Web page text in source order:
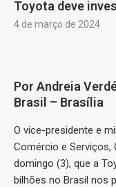
Toyota deve
4 de março de 2024
Por Andreia
Brasil – Brasília
O vice-presidente e
Comércio e Serviços,
domingo (3), que a
bilhões no Brasil nos